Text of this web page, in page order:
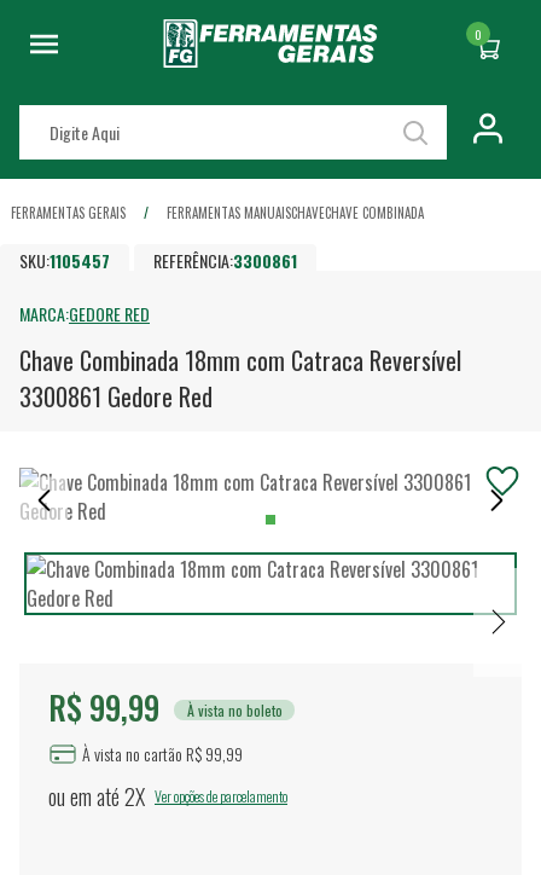
0
FERRAMENTAS GERAIS FERRAMENTAS MANUAISCHAVECHAVE COMBINADA
SKU:1105457 REFERÊNCIA:3300861
MARCA:GEDORE RED
Chave Combinada 18mm com Catraca Reversível
3300861 Gedore Red
R$ 99,99 À vista no boleto
À vista no cartão R$ 99,99
ou em até2X Ver opções de parcelamento